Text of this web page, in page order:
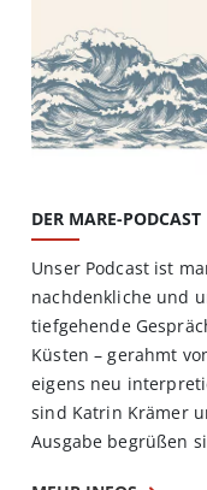
DER MARE-PODCAST
Unser Podcast ist
nachdenkliche und
tiefgehende
Küsten – gerahmt
eigens neu
sind Katrin Krämer
Ausgabe begrüßen